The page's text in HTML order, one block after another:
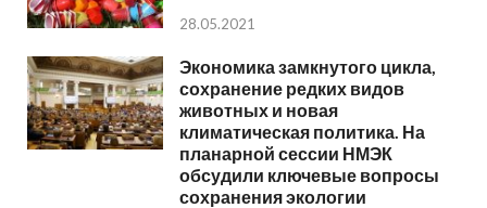
28.05.2021
Экономика замкнутого цикла,
сохранение редких видов
животных и новая
климатическая политика. На
планарной сессии НМЭК
обсудили ключевые вопросы
сохранения экологии